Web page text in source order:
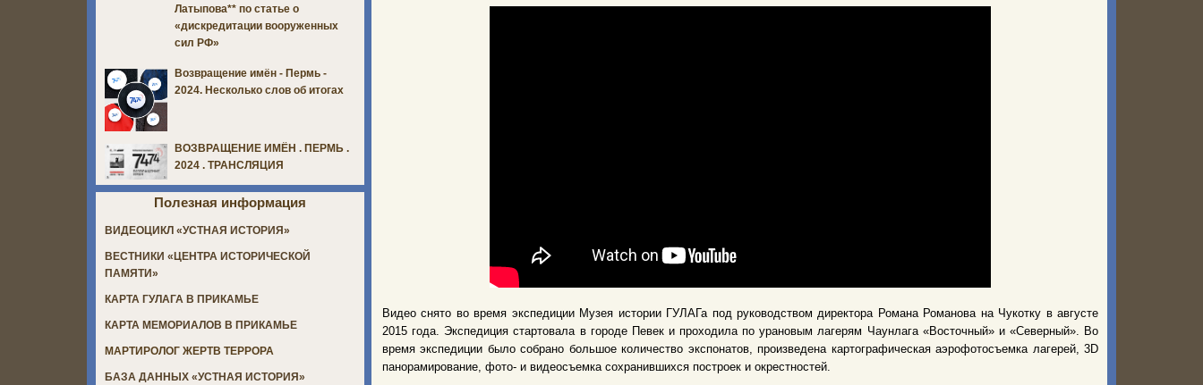
Видео снято во время экспедиции Музея истории ГУЛАГа под руководством директора Романа Романова на Чукотку в августе
2015 года. Экспедиция стартовала в городе Певек и проходила по урановым лагерям Чаунлага «Восточный» и «Северный». Во
время экспедиции было собрано большое количество экспонатов, произведена картографическая аэрофотосъемка лагерей, 3D
панорамирование, фото- и видеосъемка сохранившихся построек и окрестностей.
Латыпова** по статье о
«дискредитации вооруженных
сил РФ»
Возвращение имён - Пермь -
2024. Несколько слов об итогах
ВОЗВРАЩЕНИЕ ИМЁН . ПЕРМЬ .
2024 . ТРАНСЛЯЦИЯ
Полезная информация
ВИДЕОЦИКЛ «УСТНАЯ ИСТОРИЯ»
ВЕСТНИКИ «ЦЕНТРА ИСТОРИЧЕСКОЙ
ПАМЯТИ»
КАРТА ГУЛАГА В ПРИКАМЬЕ
КАРТА МЕМОРИАЛОВ В ПРИКАМЬЕ
МАРТИРОЛОГ ЖЕРТВ ТЕРРОРА
БАЗА ДАННЫХ «УСТНАЯ ИСТОРИЯ»